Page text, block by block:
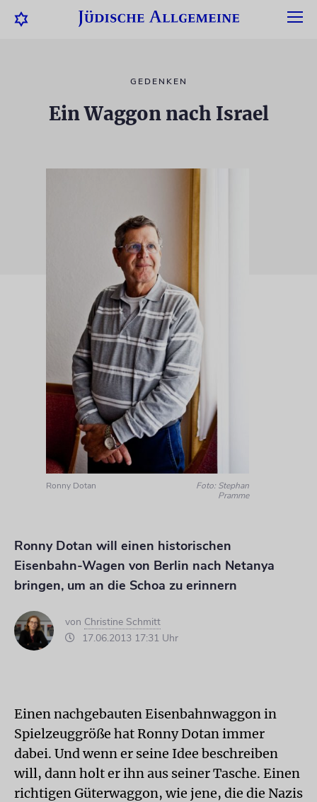
GEDENKEN
Ein Waggon nach Israel
Ronny Dotan
Foto: Stephan
Pramme
Ronny Dotan will einen historischen
Eisenbahn-Wagen von Berlin nach Netanya
bringen, um an die Schoa zu erinnern
von Christine Schmitt
17.06.2013 17:31 Uhr
Einen nachgebauten Eisenbahnwaggon in
Spielzeuggröße hat Ronny Dotan immer
dabei. Und wenn er seine Idee beschreiben
will, dann holt er ihn aus seiner Tasche. Einen
richtigen Güterwaggon, wie jene, die die Nazis